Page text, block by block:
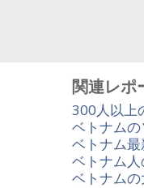
関連レポ
300人以上
ベトナム
ベトナム
ベトナム
ベトナム